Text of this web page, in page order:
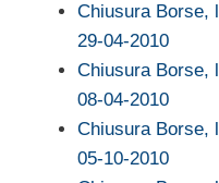
Chiusura Borse,
29-04-2010
Chiusura Borse,
08-04-2010
Chiusura Borse,
05-10-2010